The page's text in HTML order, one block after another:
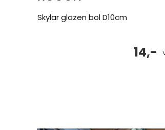
Skylar glazen bol D10cm
14,-